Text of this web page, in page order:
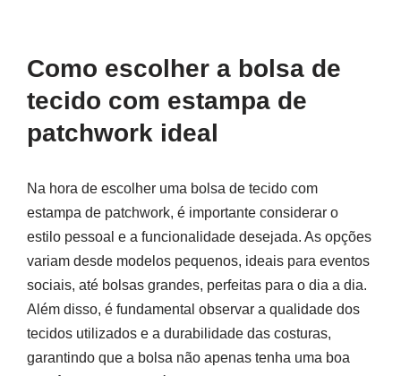
Como escolher a bolsa de
tecido com estampa de
patchwork ideal
Na hora de escolher uma bolsa de tecido com
estampa de patchwork, é importante considerar o
estilo pessoal e a funcionalidade desejada. As opções
variam desde modelos pequenos, ideais para eventos
sociais, até bolsas grandes, perfeitas para o dia a dia.
Além disso, é fundamental observar a qualidade dos
tecidos utilizados e a durabilidade das costuras,
garantindo que a bolsa não apenas tenha uma boa